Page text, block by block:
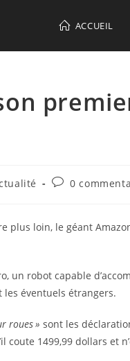
ACCUEIL
Commentaires
publication :
0
plus loin, le géant
un robot capable
éventuels étrangers.
roues » sont les
1499,99 dollars et